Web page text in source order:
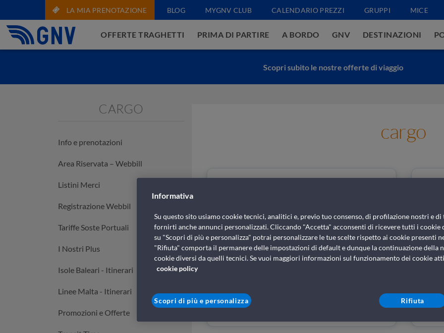
LA MIA PRENOTAZIONE BLOG MYGNV CLUB CALENDARIO PREZZI GRUPPI MICE
OFFERTE TRAGHETTI PRIMA DI PARTIRE A BORDO GNV DESTINAZIONI
Scopri subito le nostre offerte di viaggio
CARGO
Info e prenotazioni
Area Riservata – Webbill
Listini Merci
Registrazione Webbil
Tariffe Soste Portuali
I Nostri Plus
Isole Baleari - Itinerari
Linee Malta - Itinerari
Promozioni e Offerte
cargo
Informativa
Su questo sito usiamo cookie tecnici, analitici e, previo tuo consenso, di profilazione nostri e
fornirti anche annunci personalizzati. Cliccando "Accetta" acconsenti di ricevere tutti i cookie
su "Scopri di più e personalizza" potrai personalizzare le tue scelte rispetto ai cookie presenti
"Rifiuta" comporta il permanere delle impostazioni di default e dunque la continuazione della
cookie diversi da quelli tecnici. Se vuoi maggiori informazioni sul funzionamento dei cookie
cookie policy
Scopri di più e personalizza Rifiuta